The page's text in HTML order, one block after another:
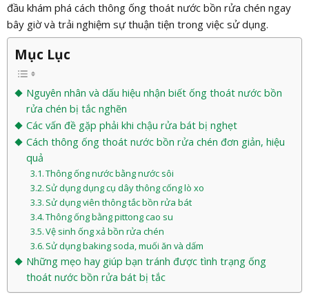
đầu khám phá cách thông ống thoát nước bồn rửa chén ngay
bây giờ và trải nghiệm sự thuận tiện trong việc sử dụng.
Mục Lục
Nguyên nhân và dấu hiệu nhận biết ống thoát nước bồn
rửa chén bị tắc nghẽn
Các vấn đề gặp phải khi chậu rửa bát bị nghẹt
Cách thông ống thoát nước bồn rửa chén đơn giản, hiệu
quả
Thông ống nước bằng nước sôi
Sử dụng dụng cụ dây thông cống lò xo
Sử dụng viên thông tắc bồn rửa bát
Thông ống bằng pittong cao su
Vệ sinh ống xả bồn rửa chén
Sử dụng baking soda, muối ăn và dấm
Những mẹo hay giúp bạn tránh được tình trạng ống
thoát nước bồn rửa bát bị tắc